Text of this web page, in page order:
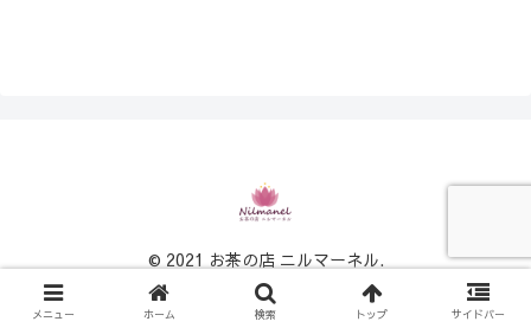
© 2021 お茶の店 ニルマーネル.
メニュー ホーム 検索 トップ サイドバー